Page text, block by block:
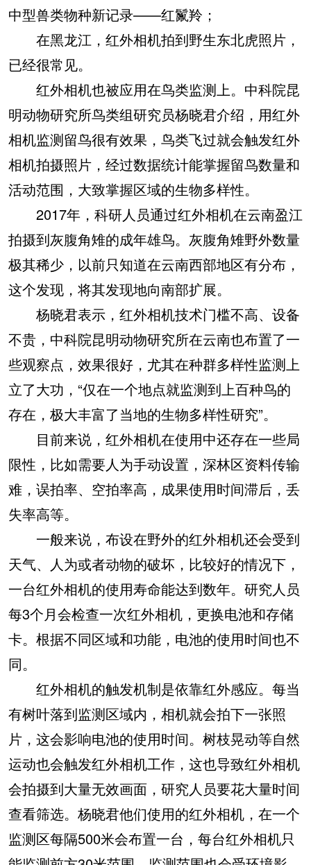
中型兽类物种新记录——红鬣羚；
在黑龙江，红外相机拍到野生东北虎照片，
已经很常见。
红外相机也被应用在鸟类监测上。中科院昆
明动物研究所鸟类组研究员杨晓君介绍，用红外
相机监测留鸟很有效果，鸟类飞过就会触发红外
相机拍摄照片，经过数据统计能掌握留鸟数量和
活动范围，大致掌握区域的生物多样性。
2017年，科研人员通过红外相机在云南盈江
拍摄到灰腹角雉的成年雄鸟。灰腹角雉野外数量
极其稀少，以前只知道在云南西部地区有分布，
这个发现，将其发现地向南部扩展。
杨晓君表示，红外相机技术门槛不高、设备
不贵，中科院昆明动物研究所在云南也布置了一
些观察点，效果很好，尤其在种群多样性监测上
立了大功，“仅在一个地点就监测到上百种鸟的
存在，极大丰富了当地的生物多样性研究”。
目前来说，红外相机在使用中还存在一些局
限性，比如需要人为手动设置，深林区资料传输
难，误拍率、空拍率高，成果使用时间滞后，丢
失率高等。
一般来说，布设在野外的红外相机还会受到
天气、人为或者动物的破坏，比较好的情况下，
一台红外相机的使用寿命能达到数年。研究人员
每3个月会检查一次红外相机，更换电池和存储
卡。根据不同区域和功能，电池的使用时间也不
同。
红外相机的触发机制是依靠红外感应。每当
有树叶落到监测区域内，相机就会拍下一张照
片，这会影响电池的使用时间。树枝晃动等自然
运动也会触发红外相机工作，这也导致红外相机
会拍摄到大量无效画面，研究人员要花大量时间
查看筛选。杨晓君他们使用的红外相机，在一个
监测区每隔500米会布置一台，每台红外相机只